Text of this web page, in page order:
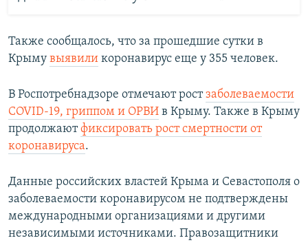
Также сообщалось, что за прошедшие сутки в
Крыму выявили коронавирус еще у 355 человек.
В Роспотребнадзоре отмечают ростзаболеваемости
COVID-19, гриппом и ОРВИ в Крыму. Также в Крыму
продолжаютфиксировать рост смертности от
коронавируса.
Данные российских властей Крыма и Севастополя о
заболеваемости коронавирусом не подтверждены
международными организациями и другими
независимыми источниками. Правозащитники